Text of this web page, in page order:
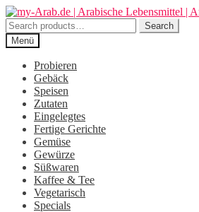
Zur
Navigation
springen
Zum
Inhalt
springen
Search
for:
Search
Menü
Probieren
Gebäck
Speisen
Zutaten
Eingelegtes
Fertige Gerichte
Gemüse
Gewürze
Süßwaren
Kaffee & Tee
Vegetarisch
Specials